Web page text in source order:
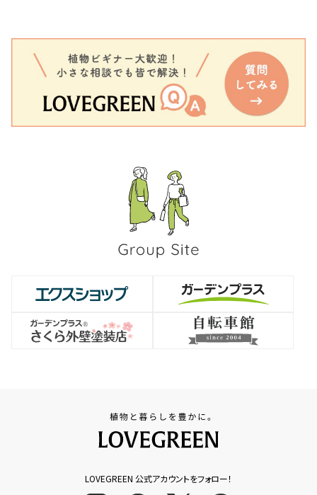
LOVEGREEN 公式アカウントをフォロー！